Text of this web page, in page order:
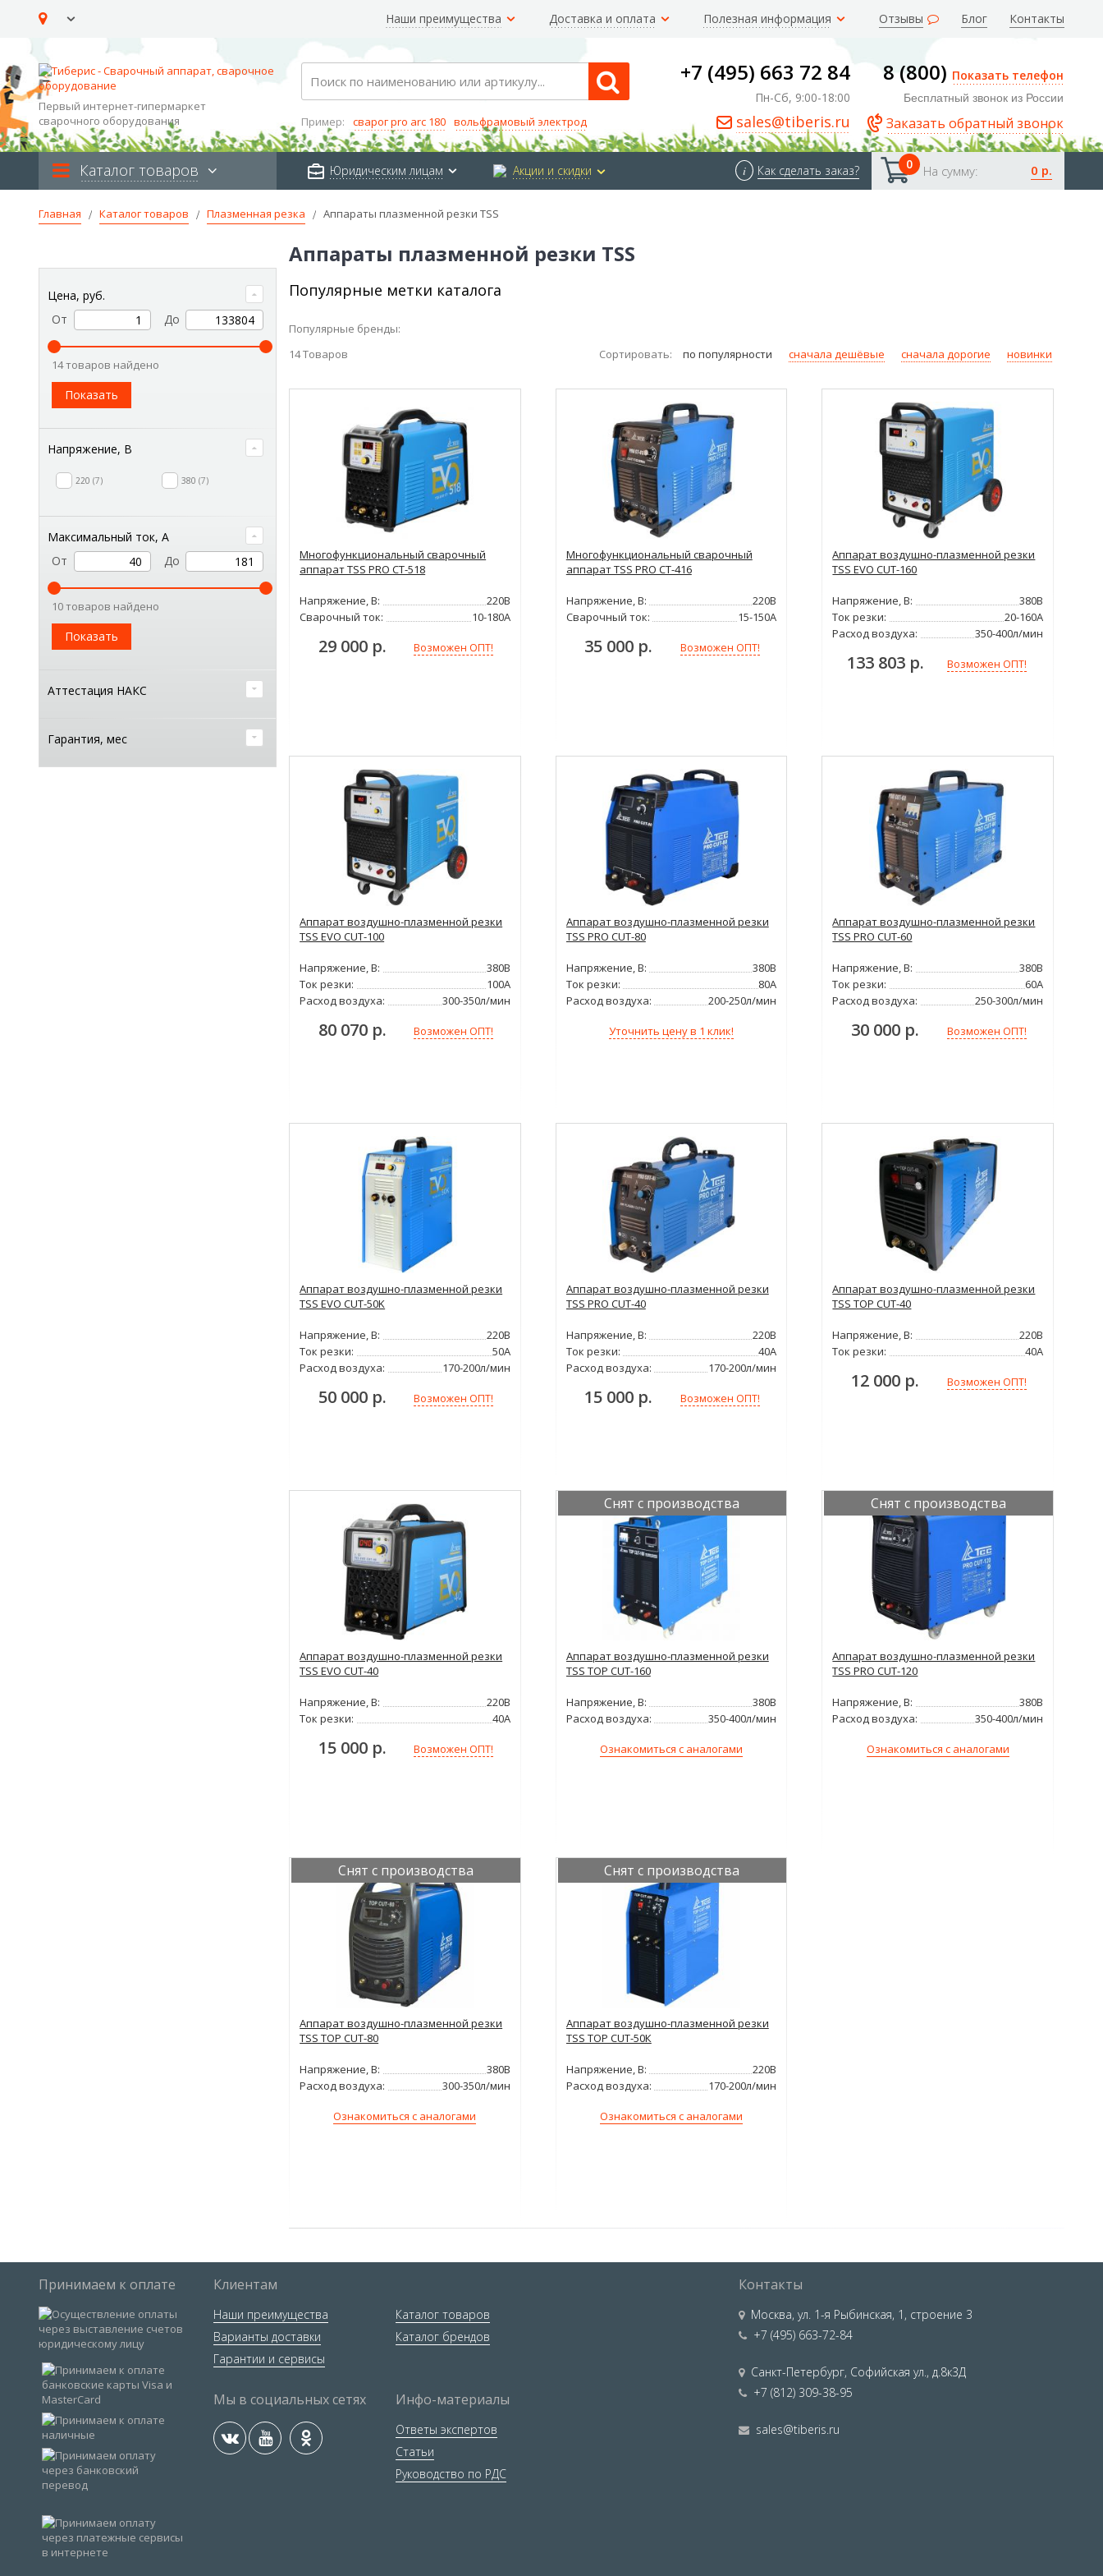
Наши преимущества Доставка и оплата Полезная информация Отзывы Блог Контакты
Первый интернет-гипермаркет
сварочного оборудования
Search
Пример: сварог pro arc 180 вольфрамовый электрод
+7 (495) 663 72 84
Пн-Сб, 9:00-18:00
sales@tiberis.ru
8 (800) Показать телефон
Бесплатный звонок из России
Заказать обратный звонок
Каталог товаров Юридическим лицам Акции и скидки 0 На сумму: 0 р.
i Как сделать заказ?
Главная Каталог товаров Плазменная резка Аппараты плазменной резки TSS
Аппараты плазменной резки TSS
Популярные метки каталога
Популярные бренды:
14Товаров Сортировать: по популярности сначала дешёвые сначала дорогие новинки
Многофункциональный сварочный
аппарат TSS PRO CT-518
Напряжение, В:
220В
Сварочный ток:
10-180А
29 000 р. Возможен ОПТ!
Многофункциональный сварочный
аппарат TSS PRO CT-416
Напряжение, В:
220В
Сварочный ток:
15-150А
35 000 р. Возможен ОПТ!
Аппарат воздушно-плазменной резки
TSS EVO CUT-160
Напряжение, В:
380В
Ток резки:
20-160А
Расход воздуха:
350-400л/мин
133 803 р. Возможен ОПТ!
Аппарат воздушно-плазменной резки
TSS EVO CUT-100
Напряжение, В:
380В
Ток резки:
100А
Расход воздуха:
300-350л/мин
80 070 р. Возможен ОПТ!
Аппарат воздушно-плазменной резки
TSS PRO CUT-80
Напряжение, В:
380В
Ток резки:
80А
Расход воздуха:
200-250л/мин
Уточнить цену в 1 клик!
Аппарат воздушно-плазменной резки
TSS PRO CUT-60
Напряжение, В:
380В
Ток резки:
60А
Расход воздуха:
250-300л/мин
30 000 р. Возможен ОПТ!
Аппарат воздушно-плазменной резки
TSS EVO CUT-50K
Напряжение, В:
220В
Ток резки:
50А
Расход воздуха:
170-200л/мин
50 000 р. Возможен ОПТ!
Аппарат воздушно-плазменной резки
TSS PRO CUT-40
Напряжение, В:
220В
Ток резки:
40А
Расход воздуха:
170-200л/мин
15 000 р. Возможен ОПТ!
Аппарат воздушно-плазменной резки
TSS TOP CUT-40
Напряжение, В:
220В
Ток резки:
40А
12 000 р. Возможен ОПТ!
Аппарат воздушно-плазменной резки
TSS EVO CUT-40
Напряжение, В:
220В
Ток резки:
40А
15 000 р. Возможен ОПТ!
Снят с производства
Аппарат воздушно-плазменной резки
TSS TOP CUT-160
Напряжение, В:
380В
Расход воздуха:
350-400л/мин
Ознакомиться с аналогами
Снят с производства
Аппарат воздушно-плазменной резки
TSS PRO CUT-120
Напряжение, В:
380В
Расход воздуха:
350-400л/мин
Ознакомиться с аналогами
Снят с производства
Аппарат воздушно-плазменной резки
TSS TOP CUT-80
Напряжение, В:
380В
Расход воздуха:
300-350л/мин
Ознакомиться с аналогами
Снят с производства
Аппарат воздушно-плазменной резки
TSS TOP CUT-50К
Напряжение, В:
220В
Расход воздуха:
170-200л/мин
Ознакомиться с аналогами
Цена, руб.
От
До
14 товаров найдено
Показать
Напряжение, В
220 7 380 7
Максимальный ток, А
От
До
10 товаров найдено
Показать
Аттестация НАКС
Гарантия, мес
Принимаем к оплате Клиентам
Наши преимущества
Варианты доставки
Гарантии и сервисы
Каталог товаров
Каталог брендов
Мы в социальных сетях Инфо-материалы
Ответы экспертов
Статьи
Руководство по РДС
Контакты
Москва,ул. 1-я Рыбинская, 1, строение 3
+7 (495) 663-72-84
Санкт-Петербург, Софийская ул., д.8к3Д
+7 (812) 309-38-95
sales@tiberis.ru